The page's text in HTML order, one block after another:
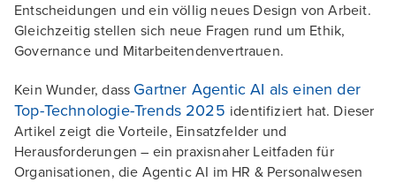
Entscheidungen und ein völlig neues Design von Arbeit.
Gleichzeitig stellen sich neue Fragen rund um Ethik,
Governance und Mitarbeitendenvertrauen.
Kein Wunder, dass Gartner Agentic AI als einen der
Top-Technologie-Trends 2025 identifiziert hat. Dieser
Artikel zeigt die Vorteile, Einsatzfelder und
Herausforderungen – ein praxisnaher Leitfaden für
Organisationen, die Agentic AI im HR & Personalwesen